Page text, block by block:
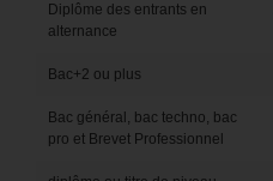
Diplôme des entrants en
alternance
Bac+2 ou plus
Bac général, bac techno, bac
pro et Brevet Professionnel